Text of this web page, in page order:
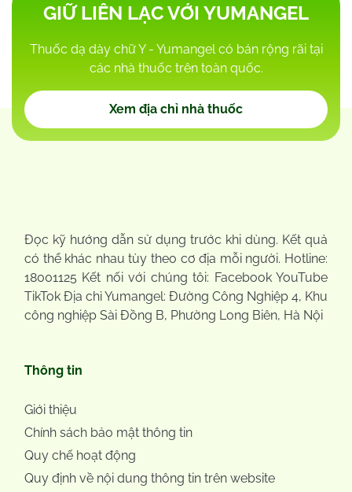
GIỮ LIÊN LẠC VỚI YUMANGEL
Thuốc dạ dày chữ Y - Yumangel có bán rộng rãi tại
các nhà thuốc trên toàn quốc.
Xem địa chỉ nhà thuốc
Đọc kỹ hướng dẫn sử dụng trước khi dùng. Kết quả
có thể khác nhau tùy theo cơ địa mỗi người. Hotline:
18001125 Kết nối với chúng tôi: Facebook YouTube
TikTok Địa chỉ Yumangel: Đường Công Nghiệp 4, Khu
công nghiệp Sài Đồng B, Phường Long Biên, Hà Nội
Thông tin
Giới thiệu
Chính sách bảo mật thông tin
Quy chế hoạt động
Quy định về nội dung thông tin trên website